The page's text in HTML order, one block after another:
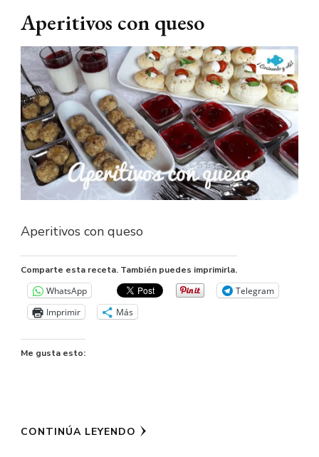
Aperitivos con queso
Aperitivos con queso
Comparte esta receta. También puedes imprimirla.
WhatsApp
Telegram
Imprimir
Más
Me gusta esto:
CONTINÚA LEYENDO